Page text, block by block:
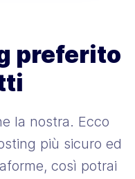
preferito
la nostra. Ecco
più sicuro ed
così potrai